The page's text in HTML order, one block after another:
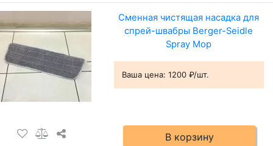
Сменная чистящая насадка для
спрей-швабры Berger-Seidle
Spray Mop
Ваша цена: 1200 ₽/шт.
В корзину